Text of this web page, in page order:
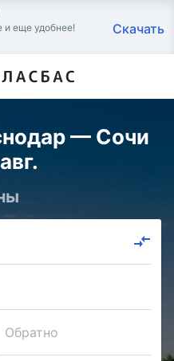
и еще удобнее!
Скачать
— Сочи
Обратно